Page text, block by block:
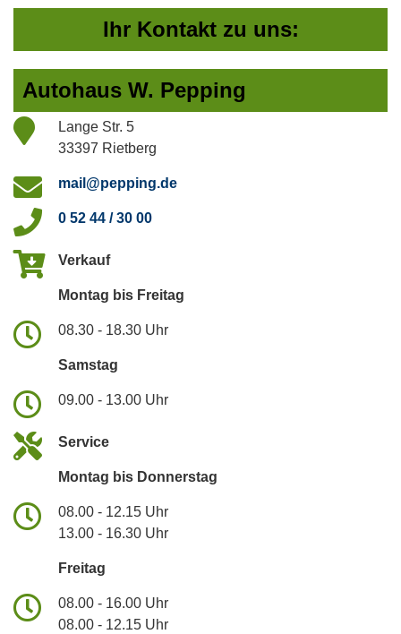
Ihr Kontakt zu uns:
Autohaus W. Pepping
Lange Str. 5
33397 Rietberg
mail@pepping.de
0 52 44 / 30 00
Verkauf
Montag bis Freitag
08.30 - 18.30 Uhr
Samstag
09.00 - 13.00 Uhr
Service
Montag bis Donnerstag
08.00 - 12.15 Uhr
13.00 - 16.30 Uhr
Freitag
08.00 - 16.00 Uhr
08.00 - 12.15 Uhr